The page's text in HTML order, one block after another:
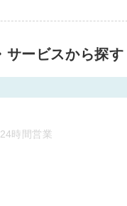
サービスから探す
時間営業